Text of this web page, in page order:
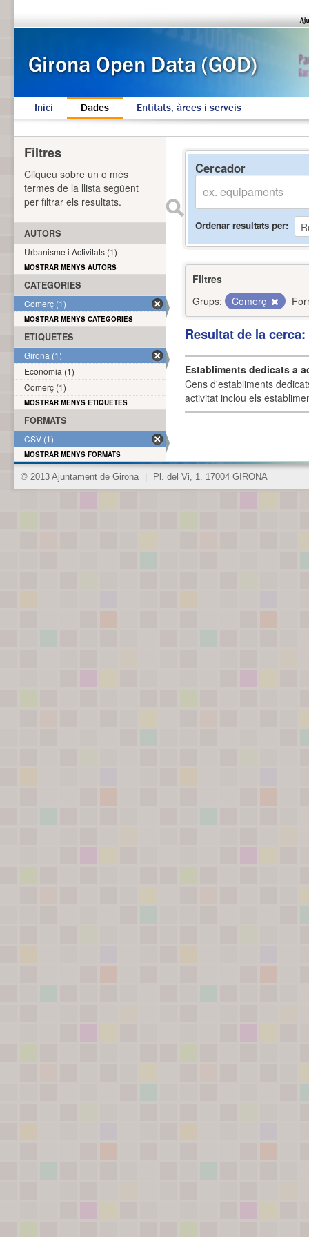
Inici Dades Entitats, àrees i serveis
Cercador
Ordenar resultats per
Filtres
Grups:
Comerç
Resultat de la
Establiments dedicats a
Cens d'establiments
activitat inclou els
Filtres
Cliqueu sobre un o més
termes de la llista següent
per filtrar els resultats.
AUTORS
Urbanisme i Activitats (1)
MOSTRAR MENYS AUTORS
CATEGORIES
Comerç (1)
MOSTRAR MENYS CATEGORIES
ETIQUETES
Girona (1)
Economia (1)
Comerç (1)
MOSTRAR MENYS ETIQUETES
FORMATS
CSV (1)
MOSTRAR MENYS FORMATS
© 2013 Ajuntament de Girona Pl. del Vi, 1. 17004 GIRONA